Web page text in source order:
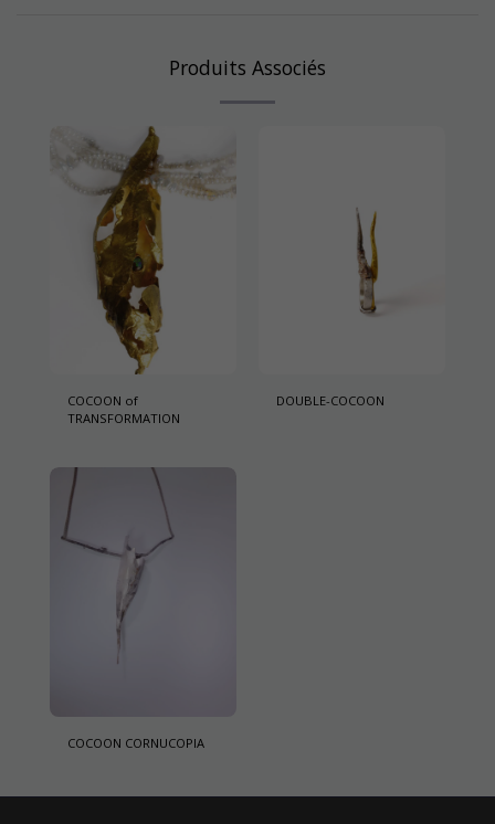
Produits Associés
COCOON of
TRANSFORMATION
DOUBLE-COCOON
COCOON CORNUCOPIA